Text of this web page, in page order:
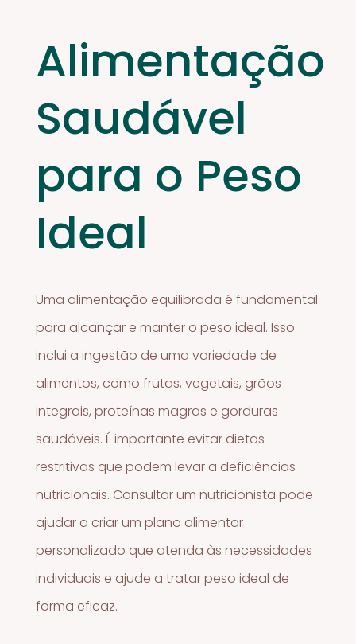
Alimentação
Saudável
para o Peso
Ideal
Uma alimentação equilibrada é fundamental
para alcançar e manter o peso ideal. Isso
inclui a ingestão de uma variedade de
alimentos, como frutas, vegetais, grãos
integrais, proteínas magras e gorduras
saudáveis. É importante evitar dietas
restritivas que podem levar a deficiências
nutricionais. Consultar um nutricionista pode
ajudar a criar um plano alimentar
personalizado que atenda às necessidades
individuais e ajude a tratar peso ideal de
forma eficaz.